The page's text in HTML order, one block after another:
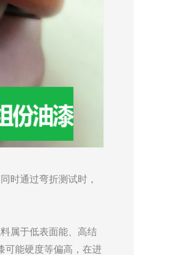
时通过弯折测试时，
属于低表面能、高结
可能硬度等偏高，在进